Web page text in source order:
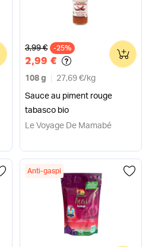
Ancien prix
3,99 € -25%
2,99 €
108 g 27,69 €/ kg
Sauce au piment rouge
tabasco bio
0
Le Voyage De Mamabé
Anti-gaspi